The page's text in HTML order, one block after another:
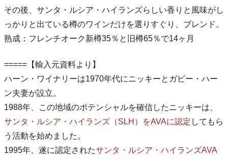
その後、サンタ・ルシア・ハイランズらしい香りと風味がし
っかりと出ている樽のワインだけを選りすぐり、ブレンド。
熟成：フレンチオーク新樽35％と旧樽65％で14ヶ月
=====【輸入元資料より】
ハーン・ワイナリーは1970年代にニッキーとガビー・ハー
ン夫妻が設立。
1988年、この地域のポテンシャルを確信したニッキーは、
サンタ・ルシア・ハイランズ（SLH）をAVAに認定 してもら
う活動を始めました。
1995年、遂に認定されたサンタ・ルシア・ハイランズAVA